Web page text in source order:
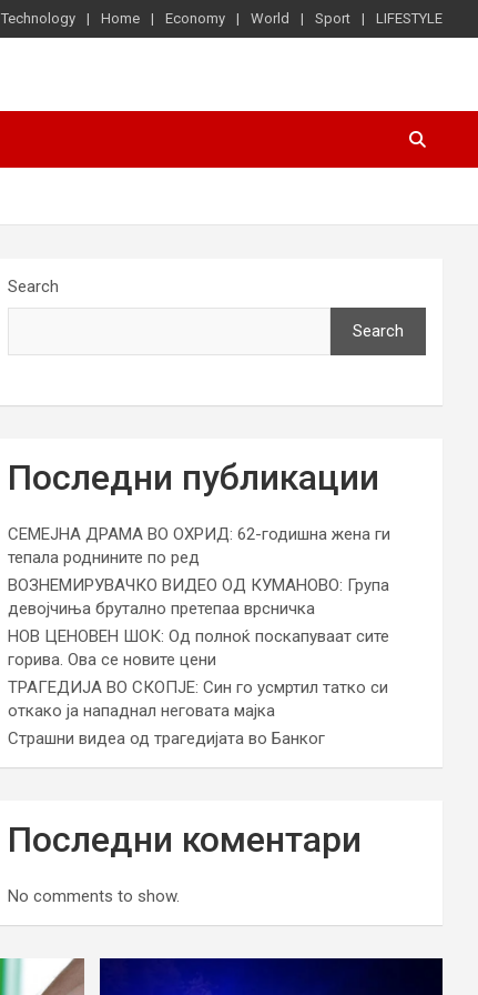
Technology Home Economy World Sport LIFESTYLE
Search
Search
Последни публикации
СЕМЕЈНА ДРАМА ВО ОХРИД: 62-годишна жена ги
тепала роднините по ред
ВОЗНЕМИРУВАЧКО ВИДЕО ОД КУМАНОВО: Група
девојчиња брутално претепаа врсничка
НОВ ЦЕНОВЕН ШОК: Од полноќ поскапуваат сите
горива. Ова се новите цени
ТРАГЕДИЈА ВО СКОПЈЕ: Син го усмртил татко си
откако ја нападнал неговата мајка
Страшни видеа од трагедијата во Банког
Последни коментари
No comments to show.